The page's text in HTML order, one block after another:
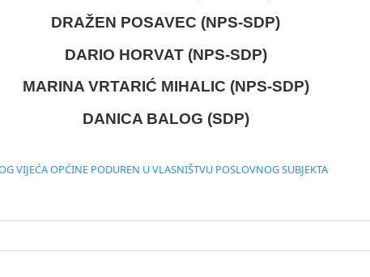
DRAŽEN POSAVEC (NPS-SDP)
DARIO HORVAT (NPS-SDP)
MARINA VRTARIĆ MIHALIC (NPS-SDP)
DANICA BALOG (SDP)
VIJEĆA OPĆINE PODUREN U VLASNIŠTVU POSLOVNOG SUBJEKTA